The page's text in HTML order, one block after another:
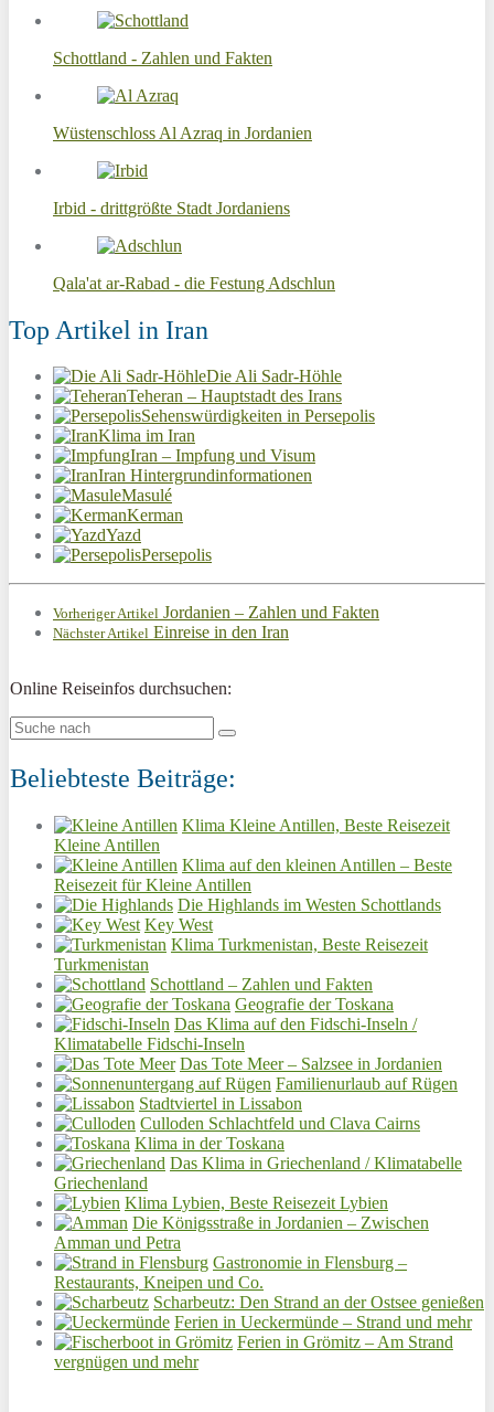
Schottland - Zahlen und Fakten
Wüstenschloss Al Azraq in Jordanien
Irbid - drittgrößte Stadt Jordaniens
Qala'at ar-Rabad - die Festung Adschlun
Top Artikel in Iran
Die Ali Sadr-Höhle
Teheran – Hauptstadt des Irans
Sehenswürdigkeiten in Persepolis
Klima im Iran
Iran – Impfung und Visum
Iran Hintergrundinformationen
Masulé
Kerman
Yazd
Persepolis
Vorheriger Artikel Jordanien – Zahlen und Fakten
Nächster Artikel Einreise in den Iran
Online Reiseinfos durchsuchen:
Beliebteste Beiträge:
Klima Kleine Antillen, Beste Reisezeit
Kleine Antillen
Klima auf den kleinen Antillen – Beste
Reisezeit für Kleine Antillen
Die Highlands im Westen Schottlands
Key West
Klima Turkmenistan, Beste Reisezeit
Turkmenistan
Schottland – Zahlen und Fakten
Geografie der Toskana
Das Klima auf den Fidschi-Inseln /
Klimatabelle Fidschi-Inseln
Das Tote Meer – Salzsee in Jordanien
Familienurlaub auf Rügen
Stadtviertel in Lissabon
Culloden Schlachtfeld und Clava Cairns
Klima in der Toskana
Das Klima in Griechenland / Klimatabelle
Griechenland
Klima Lybien, Beste Reisezeit Lybien
Die Königsstraße in Jordanien – Zwischen
Amman und Petra
Gastronomie in Flensburg –
Restaurants, Kneipen und Co.
Scharbeutz: Den Strand an der Ostsee genießen
Ferien in Ueckermünde – Strand und mehr
Ferien in Grömitz – Am Strand
vergnügen und mehr